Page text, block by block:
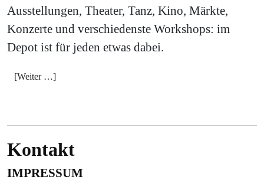
Ausstellungen, Theater, Tanz, Kino, Märkte,
Konzerte und verschiedenste Workshops: im
Depot ist für jeden etwas dabei.
[Weiter …]
Kontakt
IMPRESSUM